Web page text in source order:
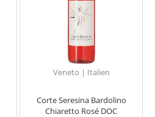
Veneto | Italien
Corte Seresina Bardolino
Chiaretto Rosé DOC